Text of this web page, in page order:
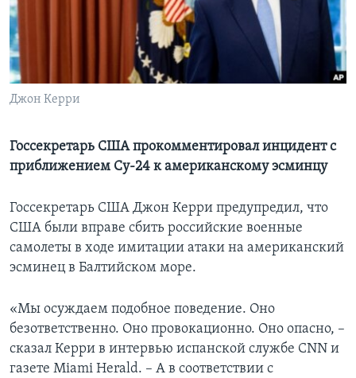
Learning English
СОЦИАЛЬНЫЕ СЕТИ
Языки
Джон Керри
Госсекретарь США прокомментировал инцидент с
приближением Су-24 к американскому эсминцу
Госсекретарь США Джон Керри предупредил, что
США были вправе сбить российские военные
самолеты в ходе имитации атаки на американский
эсминец в Балтийском море.
«Мы осуждаем подобное поведение. Оно
безответственно. Оно провокационно. Оно опасно, –
сказал Керри в интервью испанской службе CNN и
газете Miami Herald. – А в соответствии с